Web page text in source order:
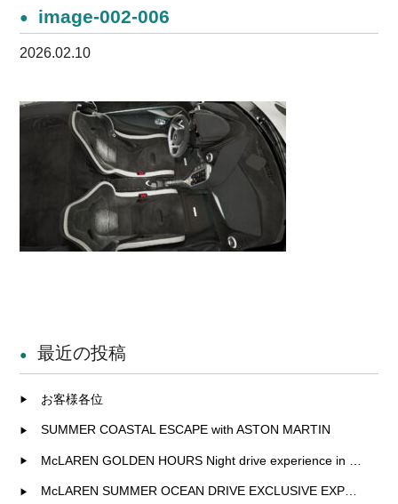
image-002-006
2026.02.10
最近の投稿
お客様各位
SUMMER COASTAL ESCAPE with ASTON MARTIN
McLAREN GOLDEN HOURS Night drive experience in Fukuoka
McLAREN SUMMER OCEAN DRIVE EXCLUSIVE EXPERIENCE IN KITAKYUSHU